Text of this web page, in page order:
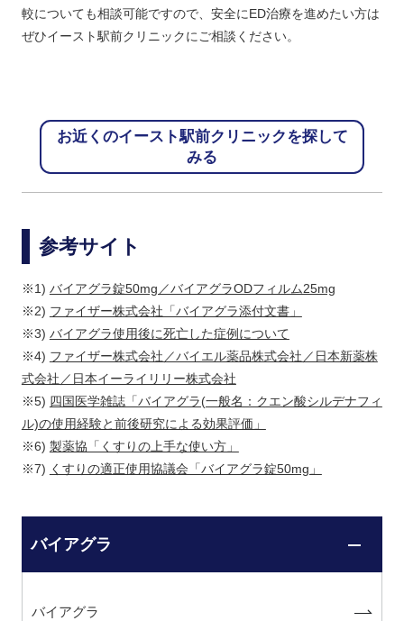
較についても相談可能ですので、安全にED治療を進めたい方は
ぜひイースト駅前クリニックにご相談ください。
お近くのイースト駅前クリニックを探して
みる
参考サイト
※1) バイアグラ錠50mg／バイアグラODフィルム25mg
※2) ファイザー株式会社「バイアグラ添付文書」
※3) バイアグラ使用後に死亡した症例について
※4) ファイザー株式会社／バイエル薬品株式会社／日本新薬株
式会社／日本イーライリリー株式会社
※5) 四国医学雑誌「バイアグラ(一般名：クエン酸シルデナフィ
ル)の使用経験と前後研究による効果評価」
※6) 製薬協「くすりの上手な使い方」
※7) くすりの適正使用協議会「バイアグラ錠50mg」
バイアグラ
バイアグラ